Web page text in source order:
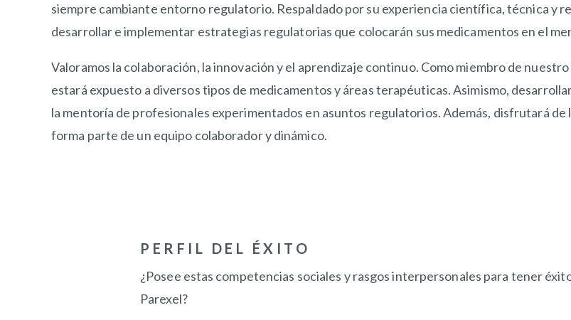
siempre cambiante entorno regulatorio. Respaldado por su experiencia científica, técnica y
desarrollar e implementar estrategias regulatorias que colocarán sus medicamentos en el
Valoramos la colaboración, la innovación y el aprendizaje continuo. Como miembro de
estará expuesto a diversos tipos de medicamentos y áreas terapéuticas. Asimismo,
la mentoría de profesionales experimentados en asuntos regulatorios. Además, disfrutará
forma parte de un equipo colaborador y dinámico.
PERFIL DEL ÉXITO
¿Posee estas competencias sociales y rasgos interpersonales para tener
Parexel?